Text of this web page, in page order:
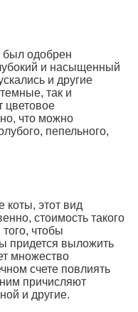
был одобрен
и насыщенный
и другие
так и
цветовое
что можно
пепельного,
коты, этот вид
стоимость такого
чтобы
придется выложить
множество
счете повлиять
причисляют
и другие.